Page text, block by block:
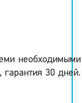
необходимыми
30 дней.